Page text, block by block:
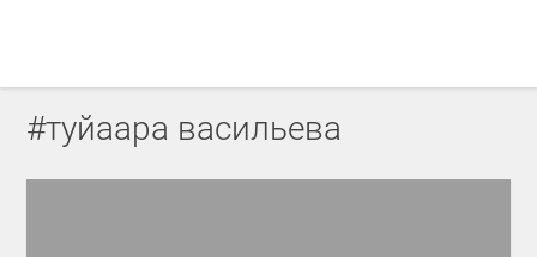
#туйаара васильева